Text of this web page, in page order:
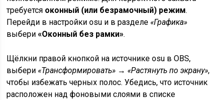
требуется оконный (или безрамочный) режим.
Перейди в настройки osu и в разделе«Графика»
выбери«Оконный без рамки».
Щёлкни правой кнопкой на источнике osu в OBS,
выбери«Трансформировать» → «Растянуть по экрану»,
чтобы избежать черных полос. Убедись, что источник
расположен над фоновыми слоями в списке